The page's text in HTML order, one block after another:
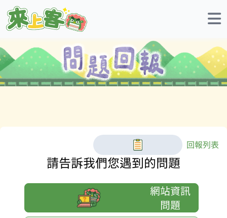
回報列表
請告訴我們您遇到的問題
網站資訊
問題